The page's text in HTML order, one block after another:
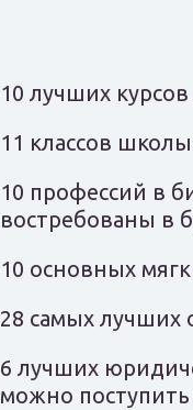
10 лучших
11 классов
10 профессий в
востребованы в
10 основных
28 самых лучших
6 лучших
можно поступить